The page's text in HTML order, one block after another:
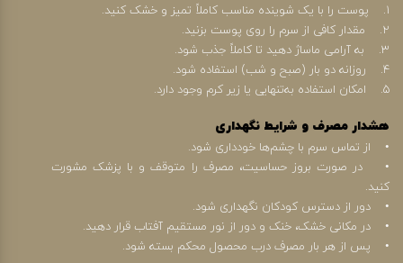
1. پوست را با یک شوینده مناسب کاملاً تمیز و خشک کنید.
2. مقدار کافی از سرم را روی پوست بزنید.
3. به آرامی ماساژ دهید تا کاملاً جذب شود.
4. روزانه دو بار (صبح و شب) استفاده شود.
5. امکان استفاده به‌تنهایی یا زیر کرم وجود دارد.
هشدار مصرف و شرایط نگهداری
• از تماس سرم با چشم‌ها خودداری شود.
• در صورت بروز حساسیت، مصرف را متوقف و با پزشک مشورت
کنید.
• دور از دسترس کودکان نگهداری شود.
• در مکانی خشک، خنک و دور از نور مستقیم آفتاب قرار دهید.
• پس از هر بار مصرف درب محصول محکم بسته شود.